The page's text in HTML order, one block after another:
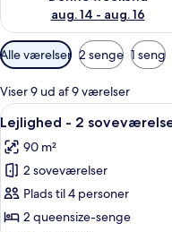
aug. 14 - aug. 16
Tilgængelige
filtre
for
værelser
Alle værelser 2 senge 1 seng
Viser 9 ud af 9 værelser
Indlæs
alle
billeder
af
Lejlighed
-
24
Lejlighed - 2
90 m²
2 soveværelser
Plads til 4 personer
2 queensize-senge